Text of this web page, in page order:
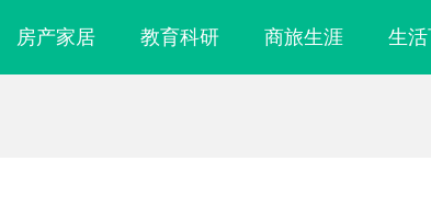
房产家居 教育科研 商旅生涯 生